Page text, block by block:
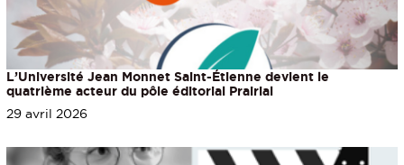
L’Université Jean Monnet Saint-Étienne devient le
quatrième acteur du pôle éditorial Prairial
29 avril 2026